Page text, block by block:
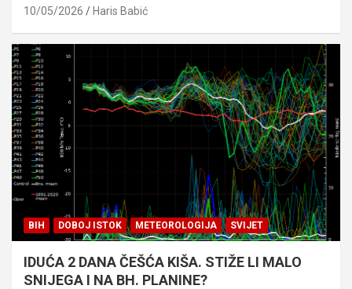
10/05/2026 Haris Babić
BIH DOBOJ ISTOK METEOROLOGIJA SVIJET
IDUĆA 2 DANA ČEŠĆA KIŠA. STIŽE LI MALO
SNIJEGA I NA BH. PLANINE?